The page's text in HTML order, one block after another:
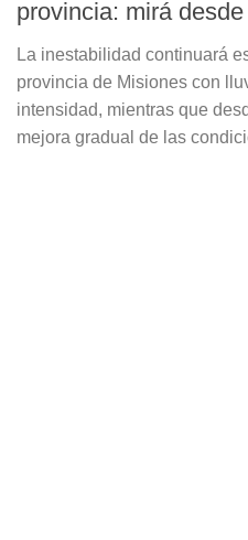
provincia: mirá
La inestabilidad continuará
provincia de Misiones con
intensidad, mientras que
mejora gradual de las